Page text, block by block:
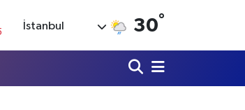
İstanbul 30°